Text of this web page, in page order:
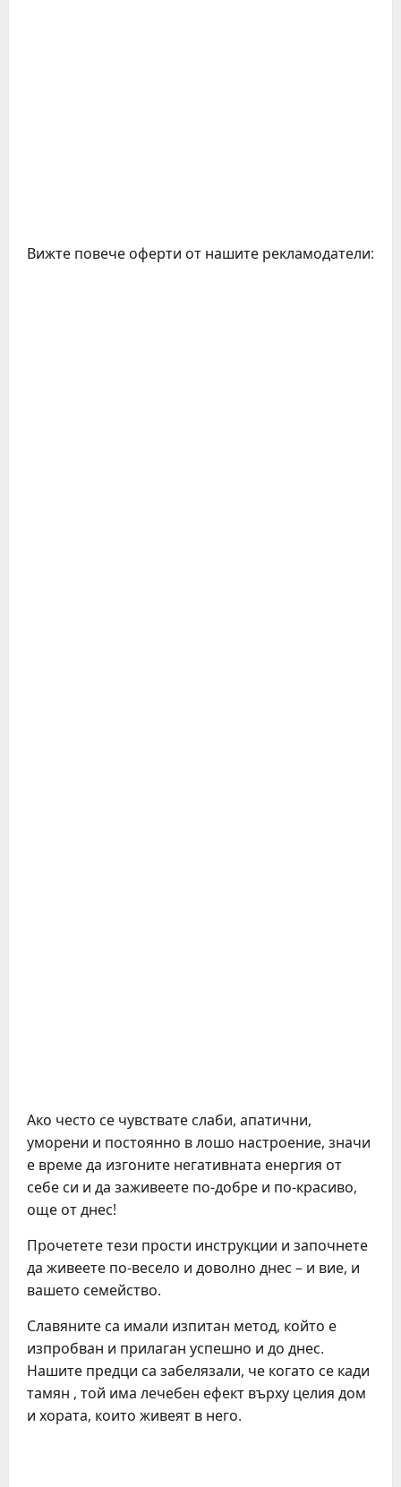
Вижте повече оферти от нашите рекламодатели:
Ако често се чувствате слаби, апатични,
уморени и постоянно в лошо настроение, значи
е време да изгоните негативната енергия от
себе си и да заживеете по-добре и по-красиво,
още от днес!
Прочетете тези прости инструкции и започнете
да живеете по-весело и доволно днес – и вие, и
вашето семейство.
Славяните са имали изпитан метод, който е
изпробван и прилаган успешно и до днес.
Нашите предци са забелязали, че когато се кади
тамян , той има лечебен ефект върху целия дом
и хората, които живеят в него.